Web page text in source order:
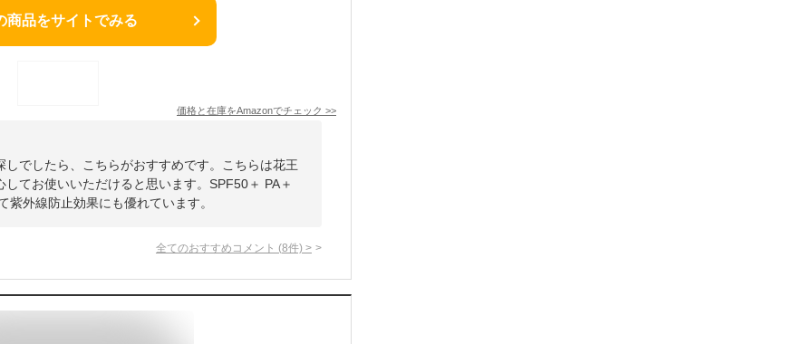
商品をサイトでみる
価格と在庫をAmazonでチェック >>
でしたら、こちらがおすすめです。こちらは花王
てお使いいただけると思います。SPF50＋ PA＋
外線防止効果にも優れています。
全てのおすすめコメント (8件) >